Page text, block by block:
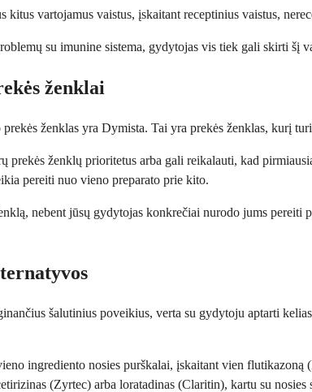
kitus vartojamus vaistus, įskaitant receptinius vaistus,
su imunine sistema, gydytojas vis tiek gali skirti šį
ženklai
ženklas yra Dymista. Tai yra prekės ženklas, kurį
ženklų prioritetus arba gali reikalauti, kad
pereiti nuo vieno preparato prie kito.
nebent jūsų gydytojas konkrečiai nurodo jums
šalutinius poveikius, verta su gydytoju aptarti
ingrediento nosies purškalai, įskaitant vien
(Zyrtec) arba loratadinas (Claritin), kartu su nosies